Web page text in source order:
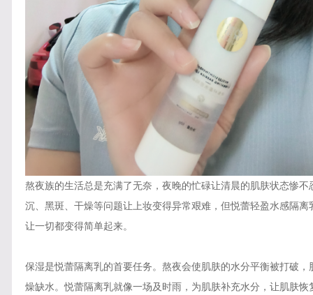
熬夜族的生活总是充满了无奈，夜晚的忙碌让清晨的肌肤状态惨不
沉、黑斑、干燥等问题让上妆变得异常艰难，但悦蕾轻盈水感隔离
让一切都变得简单起来。
保湿是悦蕾隔离乳的首要任务。熬夜会使肌肤的水分平衡被打破，
燥缺水。悦蕾隔离乳就像一场及时雨，为肌肤补充水分，让肌肤恢